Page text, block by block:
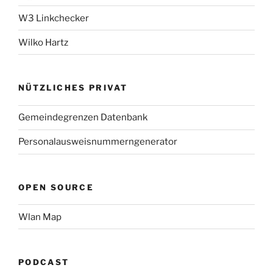
W3 Linkchecker
Wilko Hartz
NÜTZLICHES PRIVAT
Gemeindegrenzen Datenbank
Personalausweisnummerngenerator
OPEN SOURCE
Wlan Map
PODCAST